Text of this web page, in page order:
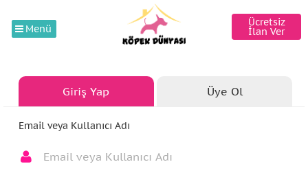
Menü
Ücretsiz
İlan Ver
Giriş Yap Üye Ol
Email veya Kullanıcı Adı